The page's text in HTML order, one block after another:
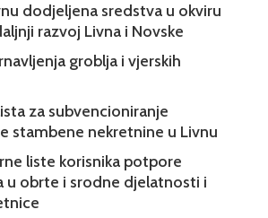
dodjeljena sredstva u okviru
razvoj Livna i Novske
groblja i vjerskih
za subvencioniranje
stambene nekretnine u Livnu
liste korisnika potpore
u obrte i srodne djelatnosti i